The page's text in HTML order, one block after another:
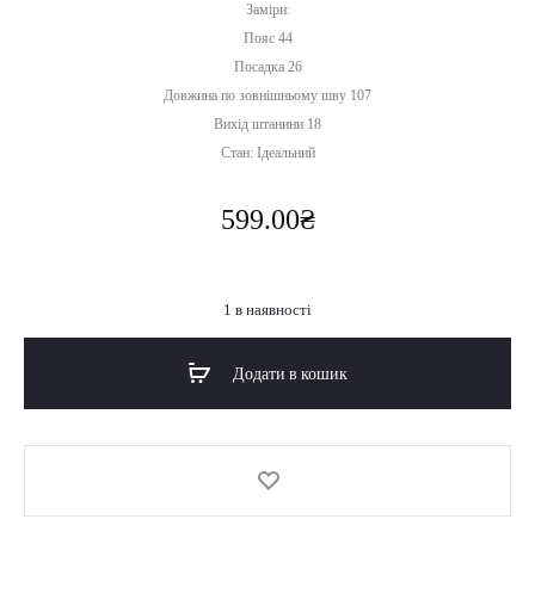
Заміри:
Пояс 44
Посадка 26
Довжина по зовнішньому шву 107
Вихід штанини 18
Стан: Ідеальний
599.00₴
1 в наявності
Додати в кошик